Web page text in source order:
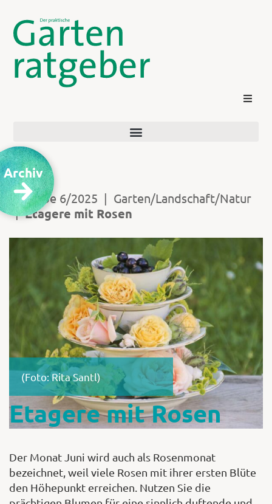
Login
Shop
Ausgabe 6/2025 | Garten/Landschaft/Natur
| Etagere mit Rosen
(Foto: Rita Santl)
Etagere mit Rosen
Der Monat Juni wird auch als Rosenmonat
bezeichnet, weil viele Rosen mit ihrer ersten Blüte
den Höhepunkt erreichen. Nutzen Sie die
Archiv